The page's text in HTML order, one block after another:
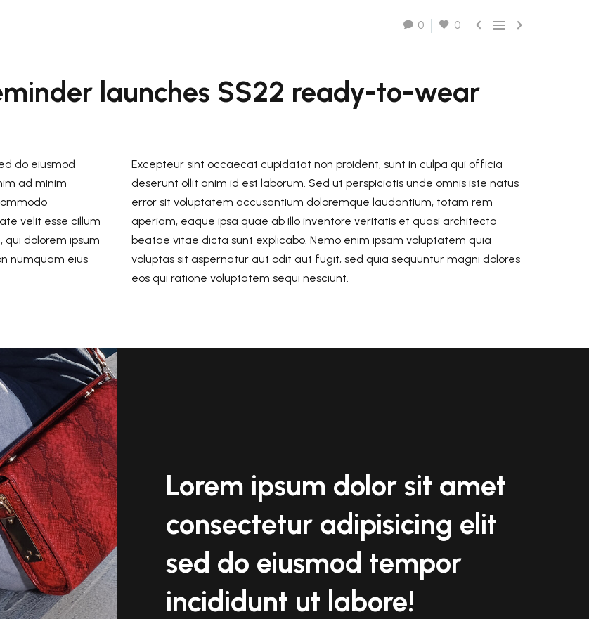
Inpost scelto in fase d'ordine - € 3.50
70.00
2-4 giorni lavorativi - per ordini superiori a €
0 0   
launches SS22 ready-to-wear
do eiusmod
ad minim
velit esse cillum
qui dolorem ipsum
numquam eius
Excepteur sint occaecat cupidatat non proident, sunt in culpa qui officia
deserunt ollit anim id est laborum. Sed ut perspiciatis unde omnis iste natus
error sit voluptatem accusantium doloremque laudantium, totam rem
aperiam, eaque ipsa quae ab illo inventore veritatis et quasi architecto
beatae vitae dicta sunt explicabo. Nemo enim ipsam voluptatem quia
voluptas sit aspernatur aut odit aut fugit, sed quia sequuntur magni dolores
eos qui ratione voluptatem sequi nesciunt.
Lorem ipsum dolor sit amet
consectetur adipisicing elit
sed do eiusmod tempor
incididunt ut labore!